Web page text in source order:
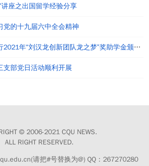
讲座之出国留学经验分享
党的十九届六中全会精神
重庆大学赴绿春县举行2021年“刘汉龙创新团队龙之梦”奖助学金颁发仪式
支部党日活动顺利开展
© 2006-2021 CQU NEWS.
ALL RIGHT RESERVED.
请把#号替换为@) QQ：267270280